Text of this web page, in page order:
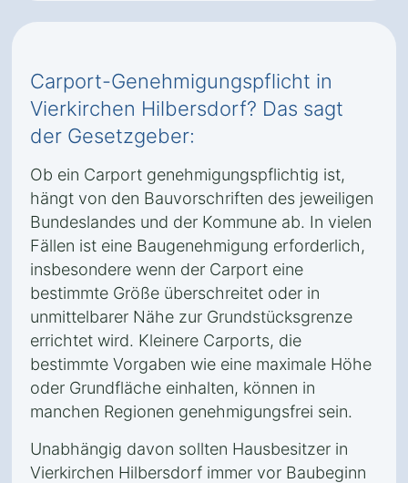
Carport-Genehmigungspflicht in
Vierkirchen Hilbersdorf? Das sagt
der Gesetzgeber:
Ob ein Carport genehmigungspflichtig ist,
hängt von den Bauvorschriften des jeweiligen
Bundeslandes und der Kommune ab. In vielen
Fällen ist eine Baugenehmigung erforderlich,
insbesondere wenn der Carport eine
bestimmte Größe überschreitet oder in
unmittelbarer Nähe zur Grundstücksgrenze
errichtet wird. Kleinere Carports, die
bestimmte Vorgaben wie eine maximale Höhe
oder Grundfläche einhalten, können in
manchen Regionen genehmigungsfrei sein.
Unabhängig davon sollten Hausbesitzer in
Vierkirchen Hilbersdorf immer vor Baubeginn